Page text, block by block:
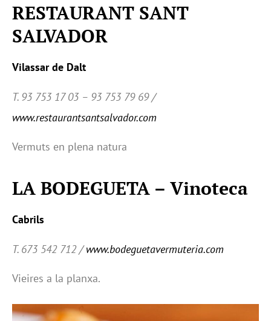
RESTAURANT SANT
SALVADOR
Vilassar de Dalt
T. 93 753 17 03 – 93 753 79 69 /
www.restaurantsantsalvador.com
Vermuts en plena natura
LA BODEGUETA – Vinoteca
Cabrils
T. 673 542 712 /www.bodeguetavermuteria.com
Vieires a la planxa.